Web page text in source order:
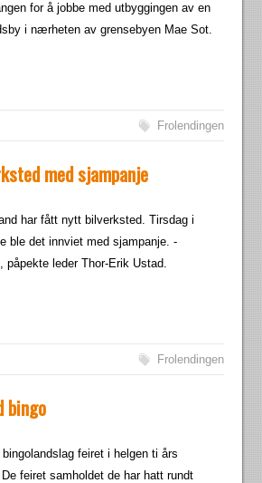
for å jobbe med utbyggingen av en
i nærheten av grensebyen Mae Sot.
Frolendingen
med sjampanje
har fått nytt bilverksted. Tirsdag i
ble det innviet med sjampanje. -
påpekte leder Thor-Erik Ustad.
Frolendingen
bingo
bingolandslag feiret i helgen ti års
feiret samholdet de har hatt rundt